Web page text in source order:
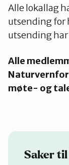
Alle lokallag
utsending for
utsending
Alle
møte- og
Saker